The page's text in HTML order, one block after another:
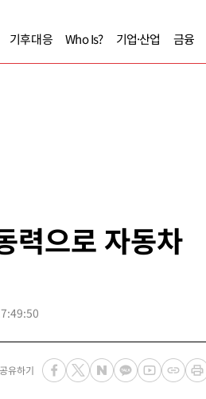
기후대응 Who Is? 기업·산업 금융
력으로 자동차
공유하기